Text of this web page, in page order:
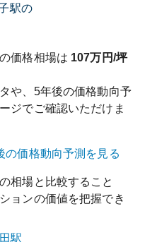
駅の
価格相場は 107万円/坪
や、5年後の価格動向予
ジでご確認いただけま
の価格動向予測を見る
相場と比較すること
ョンの価値を把握でき
駅